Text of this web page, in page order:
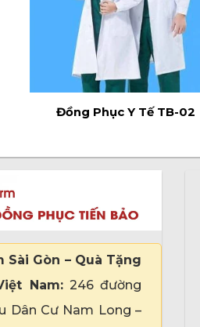
Đồng Phục Y Tế TB-02
Sài Gòn – Quà Tặng
Nam:246 đường
Dân Cư Nam Long –